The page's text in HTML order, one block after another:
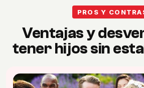
PROS Y
Ventajas y
tener hijos sin